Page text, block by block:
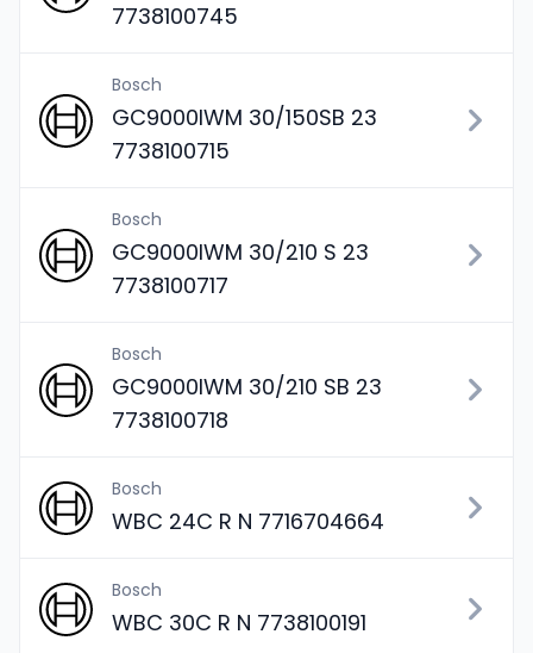
7738100745
Bosch
GC9000IWM 30/150SB 23
7738100715
Bosch
GC9000IWM 30/210 S 23
7738100717
Bosch
GC9000IWM 30/210 SB 23
7738100718
Bosch
WBC 24C R N 7716704664
Bosch
WBC 30C R N 7738100191